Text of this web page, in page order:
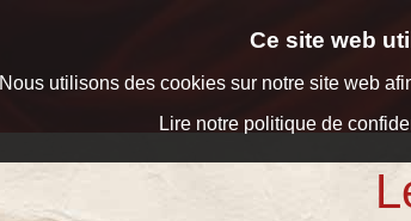
Ce site web
Nous utilisons des cookies sur notre site web
Lire notre politique de